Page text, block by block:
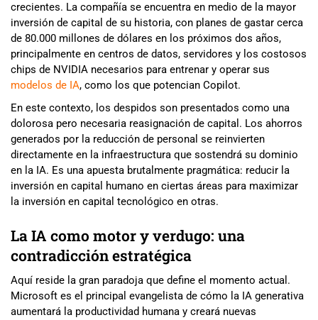
crecientes. La compañía se encuentra en medio de la mayor
inversión de capital de su historia, con planes de gastar cerca
de 80.000 millones de dólares en los próximos dos años,
principalmente en centros de datos, servidores y los costosos
chips de NVIDIA necesarios para entrenar y operar sus
modelos de IA, como los que potencian Copilot.
En este contexto, los despidos son presentados como una
dolorosa pero necesaria reasignación de capital. Los ahorros
generados por la reducción de personal se reinvierten
directamente en la infraestructura que sostendrá su dominio
en la IA. Es una apuesta brutalmente pragmática: reducir la
inversión en capital humano en ciertas áreas para maximizar
la inversión en capital tecnológico en otras.
La IA como motor y verdugo: una
contradicción estratégica
Aquí reside la gran paradoja que define el momento actual.
Microsoft es el principal evangelista de cómo la IA generativa
aumentará la productividad humana y creará nuevas